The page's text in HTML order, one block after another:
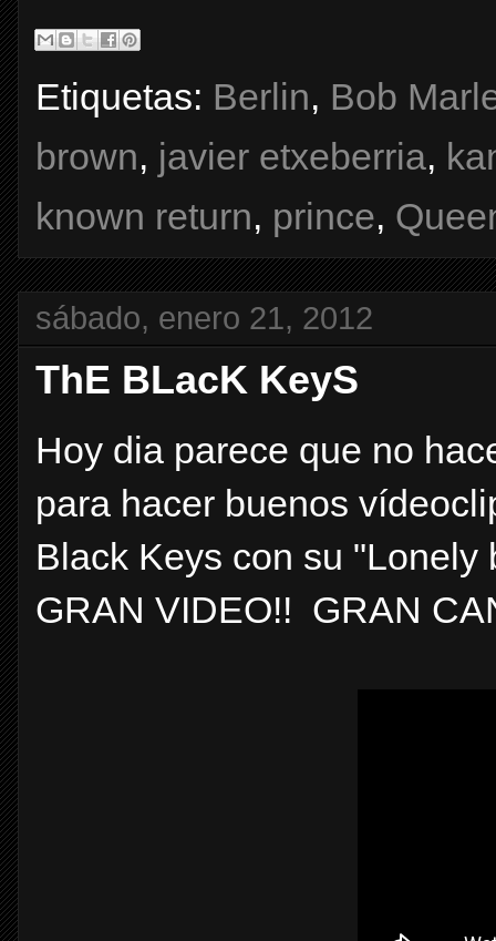
Etiquetas: Berlin, Bob
brown, javier etxeberria,
known return, prince,
sábado, enero 21, 2012
ThE BLacK KeyS
Hoy dia parece que no
para hacer buenos
Black Keys con su "Lonely
GRAN VIDEO!! GRAN